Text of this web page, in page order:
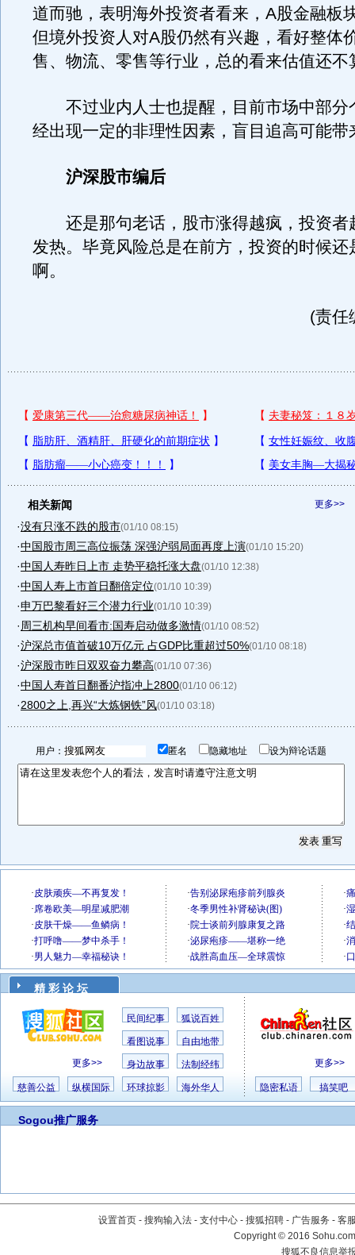
道而驰，表明海外投资者看来，A股金融板
但境外投资人对A股仍然有兴趣，看好整体
售、物流、零售等行业，总的看来估值还不
不过业内人士也提醒，目前市场中部分
经出现一定的非理性因素，盲目追高可能带
沪深股市编后
还是那句老话，股市涨得越疯，投资者
发热。毕竟风险总是在前方，投资的时候还
啊。
(责任
更多>>
相关新闻
·没有只涨不跌的股市(01/10 08:15)
·中国股市周三高位振荡 深强沪弱局面再度上演(01/10 15:20)
·中国人寿昨日上市 走势平稳托涨大盘(01/10 12:38)
·中国人寿上市首日翻倍定位(01/10 10:39)
·申万巴黎看好三个潜力行业(01/10 10:39)
· 周三机构早间看市:国寿启动做多激情(01/10 08:52)
·沪深总市值首破10万亿元 占GDP比重超过50%(01/10 08:18)
·沪深股市昨日双双奋力攀高(01/10 07:36)
·中国人寿首日翻番沪指冲上2800(01/10 06:12)
·2800之上,再兴“大炼钢铁”风(01/10 03:18)
用户： 匿名 隐藏地址 设为辩论话题
精 彩 论 坛
更多>>
民间纪事 狐说百姓
看图说事 自由地带
身边故事 法制经纬
慈善公益 纵横国际 环球掠影 海外华人
更多>>
隐密私语 搞笑吧
Sogou推广服务
设置首页 - 搜狗输入法 - 支付中心 - 搜狐招聘 - 广告服务 - 客
Copyright©2016
搜狐不良信息举